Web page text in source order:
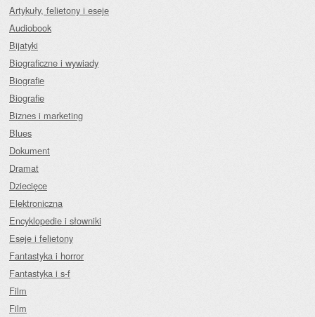
Artykuły, felietony i eseje
Audiobook
Bijatyki
Biograficzne i wywiady
Biografie
Biografie
Biznes i marketing
Blues
Dokument
Dramat
Dziecięce
Elektroniczna
Encyklopedie i słowniki
Eseje i felietony
Fantastyka i horror
Fantastyka i s-f
Film
Film